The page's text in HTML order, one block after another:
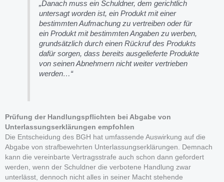
„Danach muss ein Schuldner, dem gerichtlich
untersagt worden ist, ein Produkt mit einer
bestimmten Aufmachung zu vertreiben oder für
ein Produkt mit bestimmten Angaben zu werben,
grundsätzlich durch einen Rückruf des Produkts
dafür sorgen, dass bereits ausgelieferte Produkte
von seinen Abnehmern nicht weiter vertrieben
werden…“
Prüfung der Handlungspflichten bei Abgabe von
Unterlassungserklärungen empfohlen
Die Entscheidung des BGH hat umfassende Auswirkung auf die
Abgabe von strafbewehrten Unterlassungserklärungen. Demnach
kann die vereinbarte Vertragsstrafe auch schon dann gefordert
werden, wenn der Schuldner die verbotene Handlung zwar
unterlässt, dennoch nicht alles in seiner Macht stehende